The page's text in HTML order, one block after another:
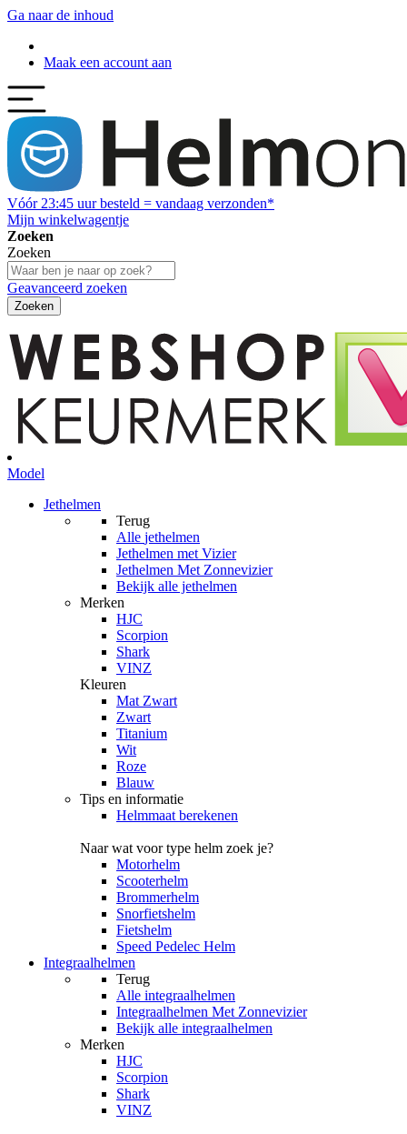
Ga naar de inhoud
Maak een account aan
Vóór 23:45 uur besteld = vandaag verzonden*
Mijn winkelwagentje
Zoeken
Zoeken
Geavanceerd zoeken
Zoeken
Model
Jethelmen
Terug
Alle jethelmen
Jethelmen met Vizier
Jethelmen Met Zonnevizier
Bekijk alle jethelmen
Merken
HJC
Scorpion
Shark
VINZ
Kleuren
Mat Zwart
Zwart
Titanium
Wit
Roze
Blauw
Tips en informatie
Helmmaat berekenen
Naar wat voor type helm zoek je?
Motorhelm
Scooterhelm
Brommerhelm
Snorfietshelm
Fietshelm
Speed Pedelec Helm
Integraalhelmen
Terug
Alle integraalhelmen
Integraalhelmen Met Zonnevizier
Bekijk alle integraalhelmen
Merken
HJC
Scorpion
Shark
VINZ